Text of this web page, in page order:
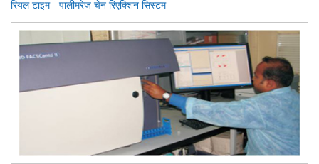
रियल टाइम - पालीमरेज चेन रिएक्शिन सिस्टम